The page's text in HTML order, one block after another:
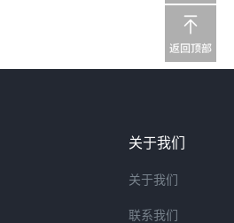
关于我们
关于我们
联系我们